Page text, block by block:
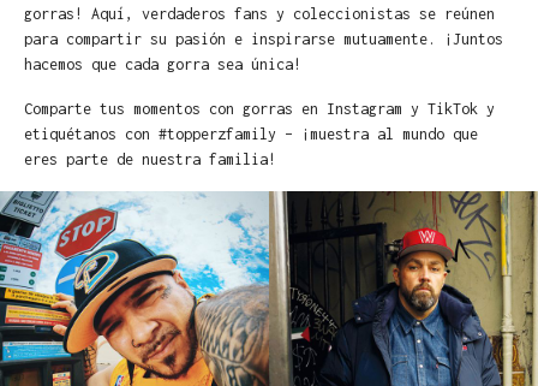
gorras! Aquí, verdaderos fans y coleccionistas se reúnen
para compartir su pasión e inspirarse mutuamente. ¡Juntos
hacemos que cada gorra sea única!
Comparte tus momentos con gorras en Instagram y TikTok y
etiquétanos con #topperzfamily – ¡muestra al mundo que
eres parte de nuestra familia!